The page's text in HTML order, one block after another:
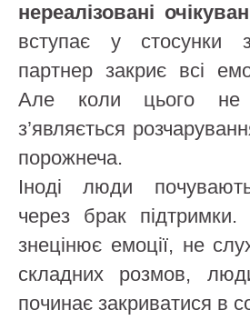
нереалізовані
вступає у
партнер закриє всі
Але коли цього не
з’являється
порожнеча.
Іноді люди
через брак
знецінює емоції, не
складних розмов,
починає закриватися в